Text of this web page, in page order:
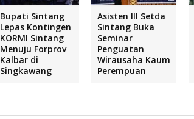
Bupati Sintang
Lepas Kontingen
KORMI Sintang
Menuju Forprov
Kalbar di
Singkawang
Asisten III Setda
Sintang Buka
Seminar
Penguatan
Wirausaha Kaum
Perempuan